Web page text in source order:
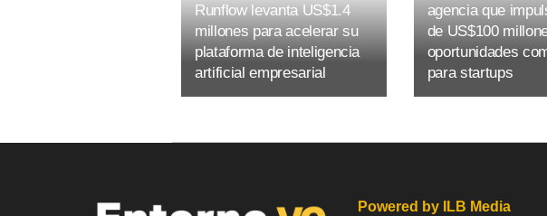
Runflow levanta US$1.4
millones para acelerar su
plataforma de inteligencia
artificial empresarial
agencia que
de US$100
oportunidades
para startups
Powered by ILB Media